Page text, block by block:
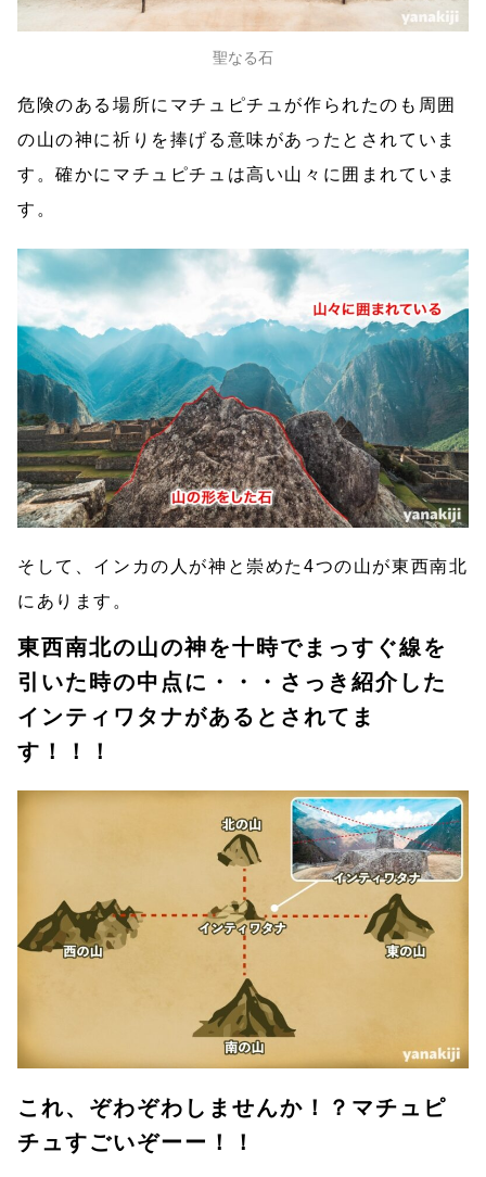
聖なる石
危険のある場所にマチュピチュが作られたのも周囲
の山の神に祈りを捧げる意味があったとされていま
す。確かにマチュピチュは高い山々に囲まれていま
す。
そして、インカの人が神と崇めた4つの山が東西南北
にあります。
東西南北の山の神を十時でまっすぐ線を
引いた時の中点に・・・さっき紹介した
インティワタナがあるとされてま
す！！！
これ、ぞわぞわしませんか！？マチュピ
チュすごいぞーー！！